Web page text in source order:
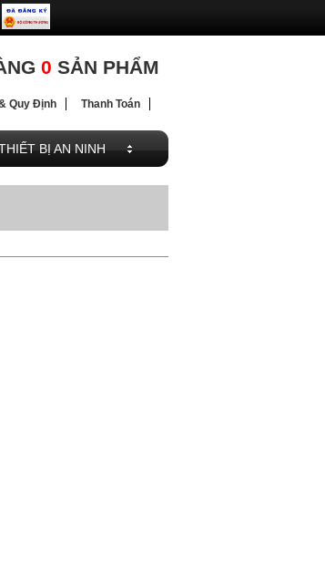
0 SẢN PHẨM
Quy Định Thanh Toán
BỊ AN NINH